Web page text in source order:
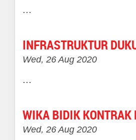
...
INFRASTRUKTUR
Wed, 26 Aug 2020
...
WIKA BIDIK
Wed, 26 Aug 2020